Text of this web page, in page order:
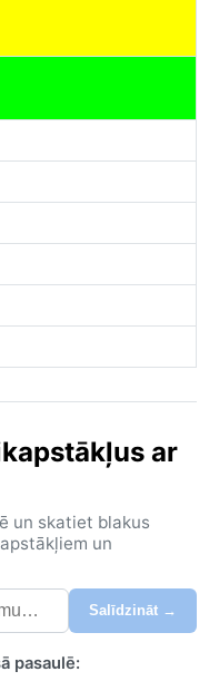
ar
un skatiet blakus
un
Salīdzināt →
pasaulē: